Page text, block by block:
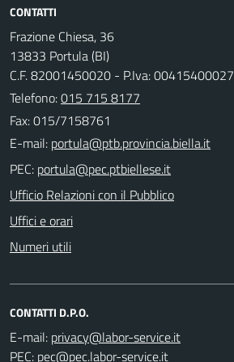
CONTATTI
Frazione Chiesa, 36
13833 Portula (BI)
C.F. 82001450020 - P.Iva: 00415400027
Telefono:015 715 8177
Fax: 015/7158761
E-mail:
PEC:
Ufficio Relazioni con il Pubblico
Uffici e orari
Numeri utili
CONTATTI D.P.O.
E-mail:
PEC: